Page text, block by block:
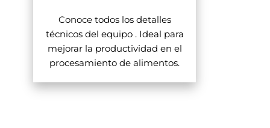
Conoce todos los detalles
técnicos del equipo . Ideal para
mejorar la productividad en el
procesamiento de alimentos.